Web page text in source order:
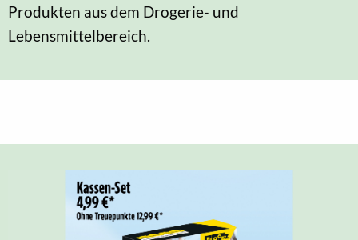
Produkten aus dem Drogerie- und
Lebensmittelbereich.